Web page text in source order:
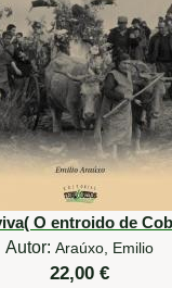
O entroido de
Autor: Araúxo, Emilio
22,00 €